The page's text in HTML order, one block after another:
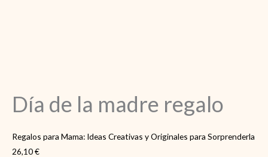
Día de la madre regalo
Regalos para Mama: Ideas Creativas y Originales para Sorprenderla
26,10€